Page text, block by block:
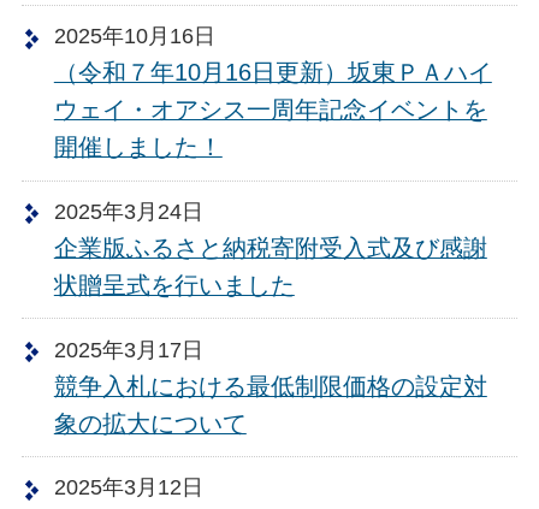
2025年10月16日
（令和７年10月16日更新）坂東ＰＡハイ
ウェイ・オアシス一周年記念イベントを
開催しました！
2025年3月24日
企業版ふるさと納税寄附受入式及び感謝
状贈呈式を行いました
2025年3月17日
競争入札における最低制限価格の設定対
象の拡大について
2025年3月12日